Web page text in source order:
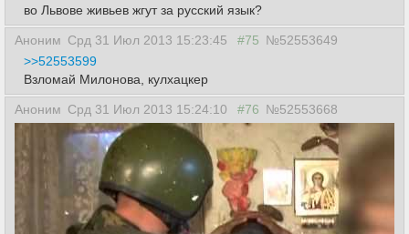
во Львове живьев жгут за русский язык?
Аноним Срд 31 Июл 2013 15:23:45 #75 №52553649
>>52553599
Взломай Милонова, кулхацкер
Аноним Срд 31 Июл 2013 15:24:10 #76 №52553668